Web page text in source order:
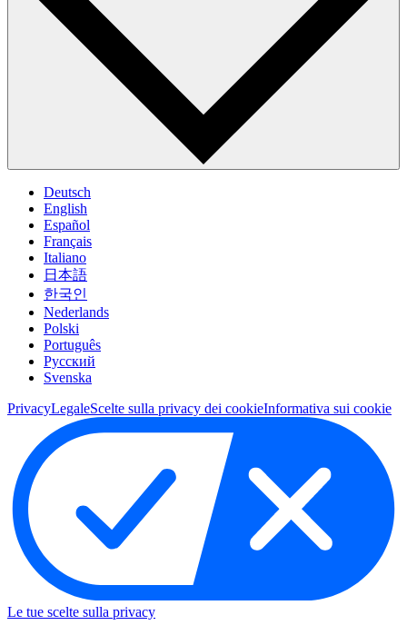
Deutsch
English
Español
Français
Italiano
日本語
한국인
Nederlands
Polski
Português
Pусский
Svenska
PrivacyLegaleScelte sulla privacy dei cookieInformativa sui cookie
Le tue scelte sulla privacy